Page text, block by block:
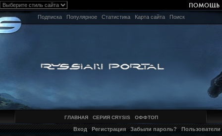
Подписка Популярное Статистика Карта сайта Поиск
ГЛАВНАЯ СЕРИЯ CRYSIS ОФФТОП
Вход Регистрация Забыли пароль? Пользователи